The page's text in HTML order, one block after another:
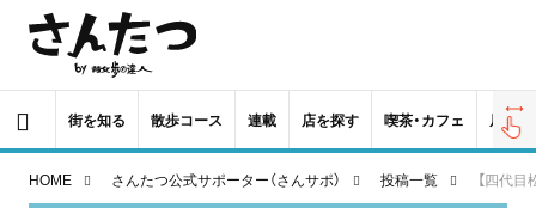
街を知る 散歩コース 連載 店を探す 喫茶・カフェ 居酒屋
HOME さんたつ公式サポーター（さんサポ） 投稿一覧 【四代